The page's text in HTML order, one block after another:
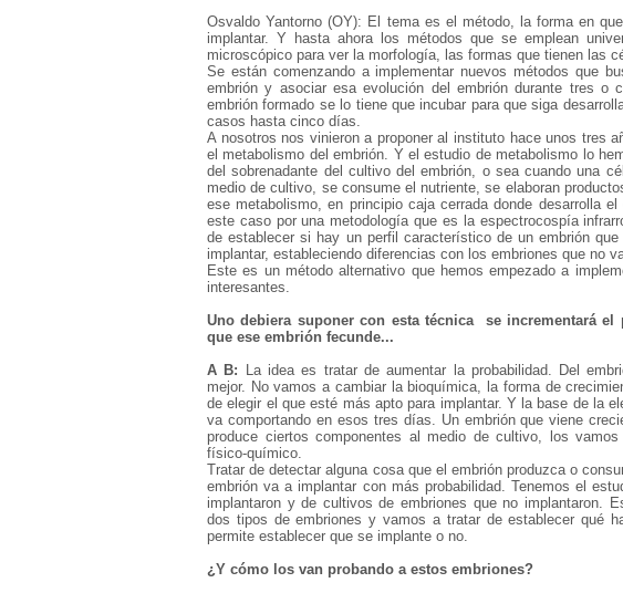
Osvaldo Yantorno (OY): El tema es el método, la forma en
implantar. Y hasta ahora los métodos que se emplean
microscópico para ver la morfología, las formas que tienen las
Se están comenzando a implementar nuevos métodos que
embrión y asociar esa evolución del embrión durante tres o
embrión formado se lo tiene que incubar para que siga
casos hasta cinco días.
A nosotros nos vinieron a proponer al instituto hace unos tres
el metabolismo del embrión. Y el estudio de metabolismo lo
del sobrenadante del cultivo del embrión, o sea cuando una
medio de cultivo, se consume el nutriente, se elaboran
ese metabolismo, en principio caja cerrada donde desarrolla
este caso por una metodología que es la espectrocospía
de establecer si hay un perfil característico de un embrión
implantar, estableciendo diferencias con los embriones que no
Este es un método alternativo que hemos empezado a
interesantes.
Uno debiera suponer con esta técnica se incrementará
que ese embrión fecunde...
A B: La idea es tratar de aumentar la probabilidad. Del
mejor. No vamos a cambiar la bioquímica, la forma de
de elegir el que esté más apto para implantar. Y la base de la
va comportando en esos tres días. Un embrión que viene
produce ciertos componentes al medio de cultivo, los
físico-químico.
Tratar de detectar alguna cosa que el embrión produzca o
embrión va a implantar con más probabilidad. Tenemos el
implantaron y de cultivos de embriones que no implantaron.
dos tipos de embriones y vamos a tratar de establecer qué
permite establecer que se implante o no.
¿Y cómo los van probando a estos embriones?